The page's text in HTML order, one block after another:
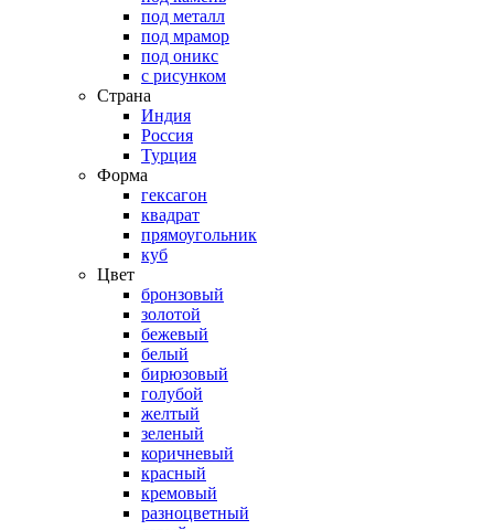
под металл
под мрамор
под оникс
с рисунком
Страна
Индия
Россия
Турция
Форма
гексагон
квадрат
прямоугольник
куб
Цвет
бронзовый
золотой
бежевый
белый
бирюзовый
голубой
желтый
зеленый
коричневый
красный
кремовый
разноцветный